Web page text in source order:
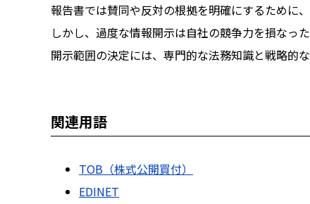
報告書では賛同や反対の根拠を明確にするために
しかし、過度な情報開示は自社の競争力を損なっ
開示範囲の決定には、専門的な法務知識と戦略的な
関連用語
TOB（株式公開買付）
EDINET